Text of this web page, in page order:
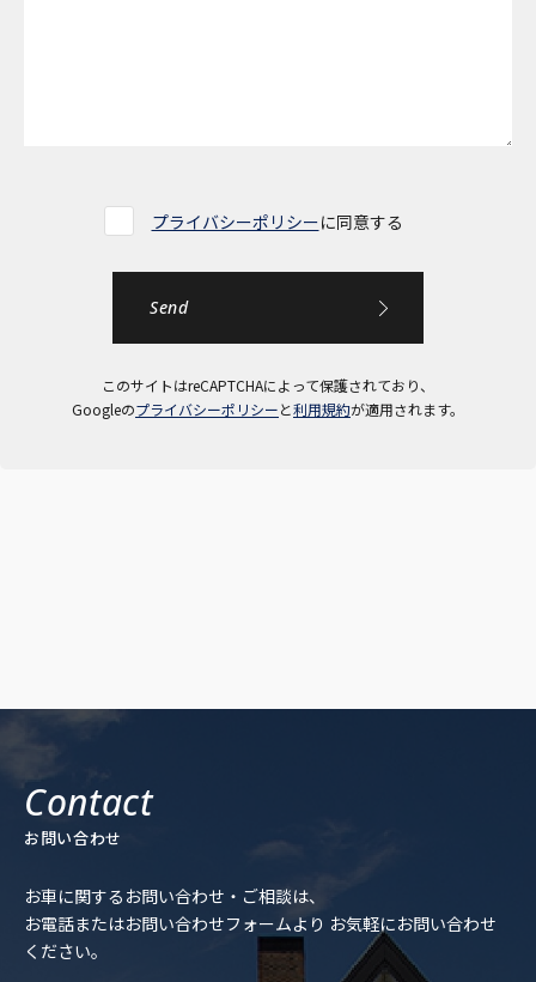
プライバシーポリシーに同意する
このサイトはreCAPTCHAによって保護されており、
Googleのプライバシーポリシーと利用規約が適用されます。
お問い合わせ
お車に関するお問い合わせ・ご相談は、
お電話またはお問い合わせフォームより お気軽にお問い合わせ
ください。